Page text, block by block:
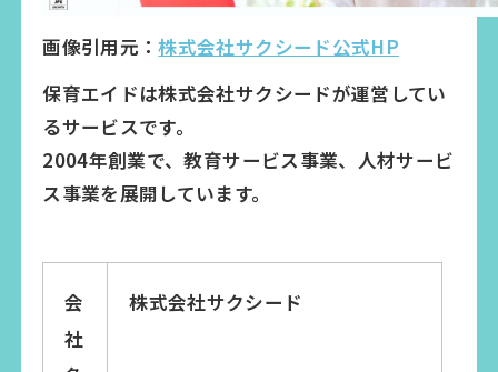
画像引用元：株式会社サクシード公式HP
保育エイドは株式会社サクシードが運営してい
るサービスです。
2004年創業で、教育サービス事業、人材サービ
ス事業を展開しています。
会
社
株式会社サクシード